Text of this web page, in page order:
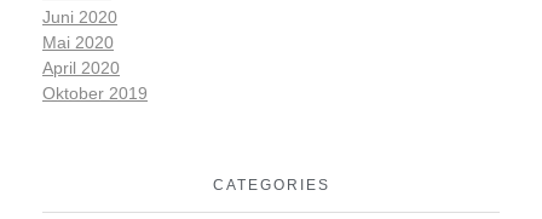
Juni 2020
Mai 2020
April 2020
Oktober 2019
CATEGORIES